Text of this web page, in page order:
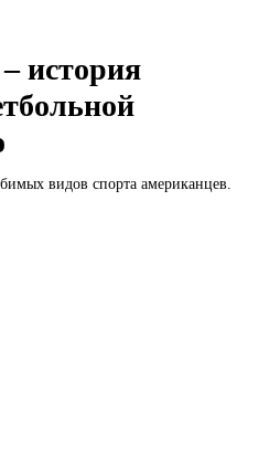
история
видов спорта американцев.